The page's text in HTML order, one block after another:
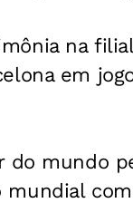
na
em
do mundo